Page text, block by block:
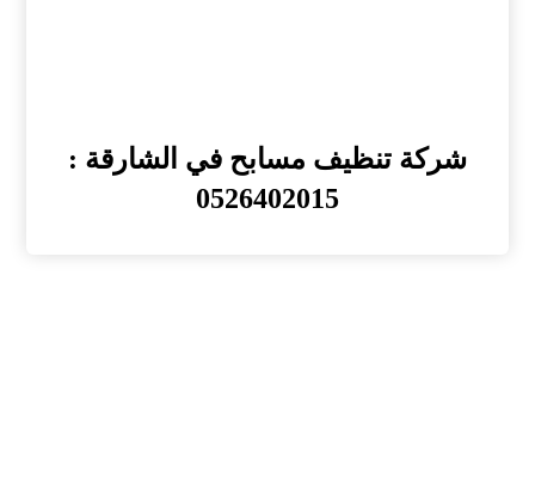
شركة تنظيف مسابح في الشارقة :
0526402015